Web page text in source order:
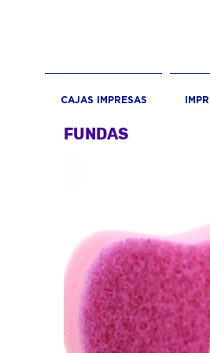
CAJAS IMPRESAS
FUNDAS